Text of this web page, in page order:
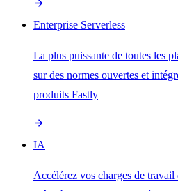
Enterprise Serverless
La plus puissante de toutes les
sur des normes ouvertes et
produits Fastly
IA
Accélérez vos charges de